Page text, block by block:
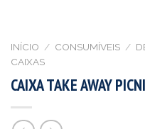
INÍCIO / CONSUMÍVEIS /
CAIXAS
CAIXA TAKE AWAY